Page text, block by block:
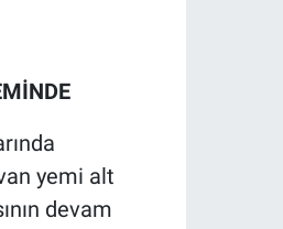
yemi alt
devam